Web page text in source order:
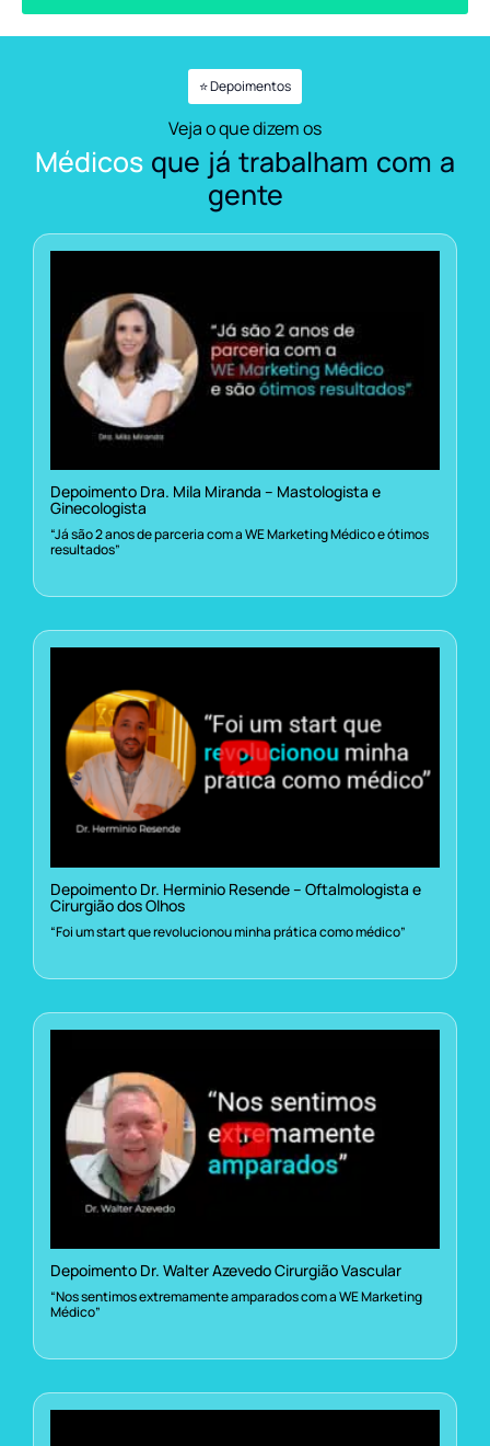
⭐ Depoimentos
Veja o que dizem os
Médicos que já trabalham com a
gente
Depoimento Dra. Mila Miranda – Mastologista e
Ginecologista
“Já são 2 anos de parceria com a WE Marketing Médico e ótimos
resultados”
Depoimento Dr. Herminio Resende – Oftalmologista e
Cirurgião dos Olhos
“Foi um start que revolucionou minha prática como médico”
Depoimento Dr. Walter Azevedo Cirurgião Vascular
“Nos sentimos extremamente amparados com a WE Marketing
Médico”